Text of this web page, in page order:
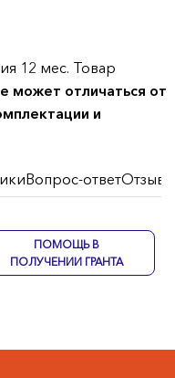
12 мес. Товар
может отличаться от
и
Вопрос-ответОтзывы
ПОМОЩЬ В
ПОЛУЧЕНИИ ГРАНТА